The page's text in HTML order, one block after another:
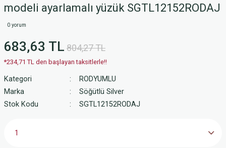
modeli ayarlamalı yüzük SGTL12152RODAJ
0 yorum
683,63 TL 804,27 TL
*234,71 TL den başlayan taksitlerle!!
Kategori
RODYUMLU
Marka
Söğütlü Silver
Stok Kodu
SGTL12152RODAJ